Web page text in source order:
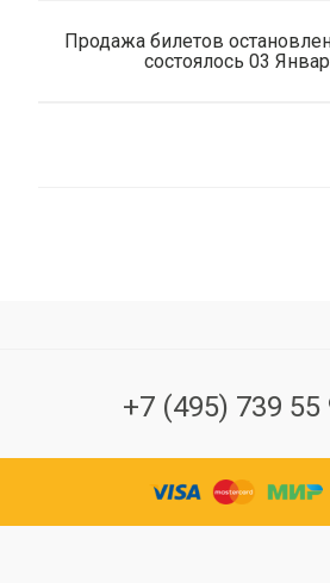
Продажа билетов
состоялось 03
+7 (495) 739 55